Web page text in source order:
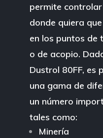
permite
donde quiera
en los puntos de
o de acopio.
Dustrol 80FF, es
una gama de
un número
tales como:
Minería